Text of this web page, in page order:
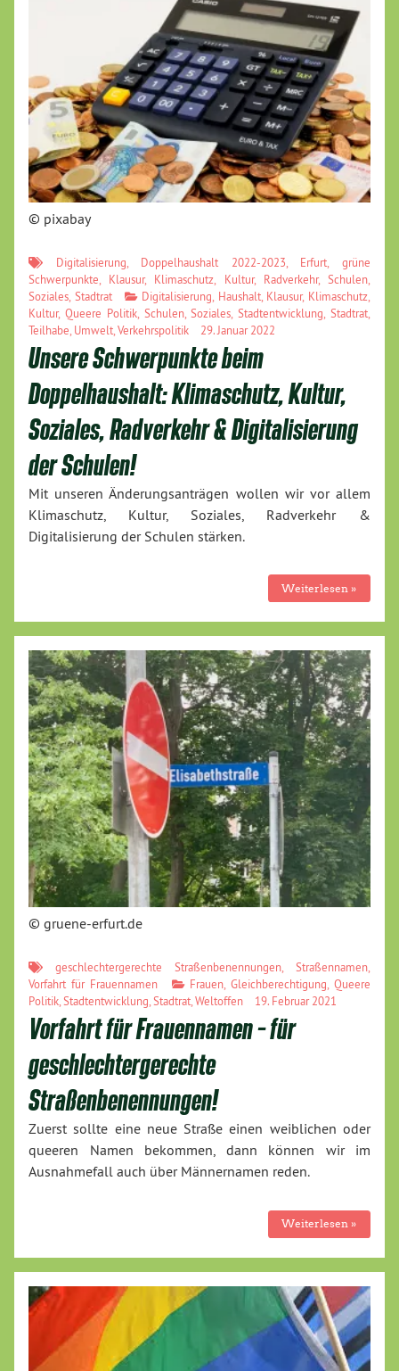
© pixabay
Digitalisierung Doppelhaushalt 2022-2023 Erfurt ,grüne
Schwerpunkte
Klausur, Klimaschutz Kultur, Radverkehr,Schulen
Soziales Stadtrat Digitalisierung Haushalt, Klausur, Klimaschutz
Kultur, Queere Politik, Schulen,Soziales ,Stadtentwicklung ,Stadtrat
Teilhabe Umwelt Verkehrspolitik 29. Januar 2022
Unsere Schwerpunkte beim
Doppelhaushalt: Klimaschutz, Kultur,
Soziales, Radverkehr & Digitalisierung
der Schulen!
Mit unseren Änderungsanträgen wollen wir vor allem
Klimaschutz, Kultur, Soziales, Radverkehr &
Digitalisierung der Schulen stärken.
Weiterlesen »
© gruene-erfurt.de
geschlechtergerechte Straßenbenennungen, Straßennamen,
Vorfahrt für Frauennamen
Frauen, Gleichberechtigung, Queere
Politik,Stadtentwicklung,Stadtrat,Weltoffen 19. Februar 2021
Vorfahrt für Frauennamen – für
geschlechtergerechte
Straßenbenennungen!
Zuerst sollte eine neue Straße einen weiblichen oder
queeren Namen bekommen, dann können wir im
Ausnahmefall auch über Männernamen reden.
Weiterlesen »